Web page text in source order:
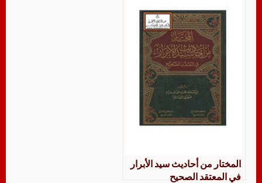
المختار من أحاديث سيد الأبرار
في المعتقد الصحيح